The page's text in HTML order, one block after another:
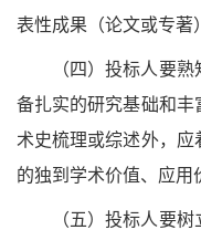
表性成果（论文或专著
（四）投标人要
备扎实的研究基础和
术史梳理或综述外，
的独到学术价值、应用
（五）投标人要